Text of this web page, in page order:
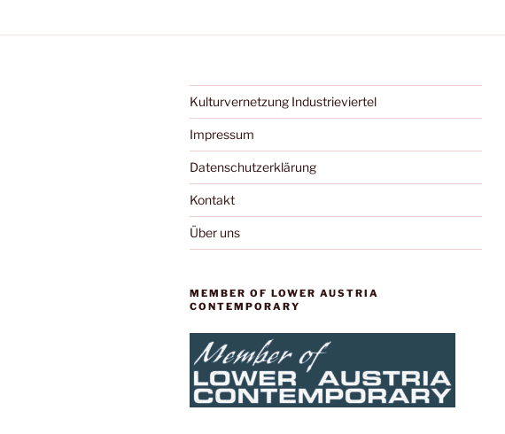
Kulturvernetzung Industrieviertel
Impressum
Datenschutzerklärung
Kontakt
Über uns
MEMBER OF LOWER AUSTRIA
CONTEMPORARY